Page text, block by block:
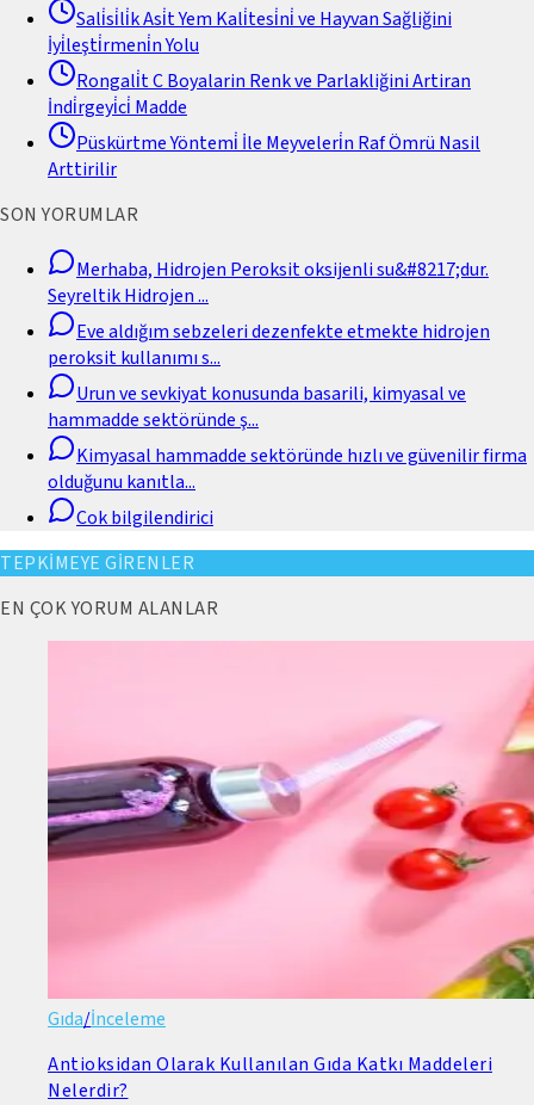
Sali̇si̇li̇k Asi̇t Yem Kali̇tesi̇ni̇ ve Hayvan Sağliğini
İyi̇leşti̇rmeni̇n Yolu
Rongali̇t C Boyalarin Renk ve Parlakliğini Artiran
İndi̇rgeyi̇ci̇ Madde
Püskürtme Yöntemi̇ İle Meyveleri̇n Raf Ömrü Nasil
Arttirilir
SON YORUMLAR
Merhaba, Hidrojen Peroksit oksijenli su&#8217;dur.
Seyreltik Hidrojen...
Eve aldığım sebzeleri dezenfekte etmekte hidrojen
peroksit kullanımı s...
Urun ve sevkiyat konusunda basarili, kimyasal ve
hammadde sektöründe ş...
Kimyasal hammadde sektöründe hızlı ve güvenilir firma
olduğunu kanıtla...
Cok bilgilendirici
TEPKİMEYE GİRENLER
EN ÇOK YORUM ALANLAR
Gıda/İnceleme
Antioksidan Olarak Kullanılan Gıda Katkı Maddeleri
Nelerdir?